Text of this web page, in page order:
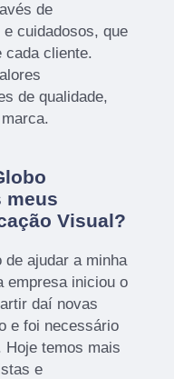
de
cuidadosos, que
cada cliente.
de qualidade,
meus
Visual?
de ajudar a minha
empresa iniciou o
daí novas
e foi necessário
temos mais
e